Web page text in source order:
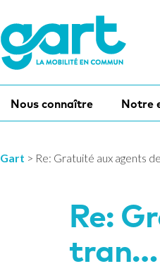
Nous connaître Notre
Gart > Re: Gratuité aux agents
Re:
tran…